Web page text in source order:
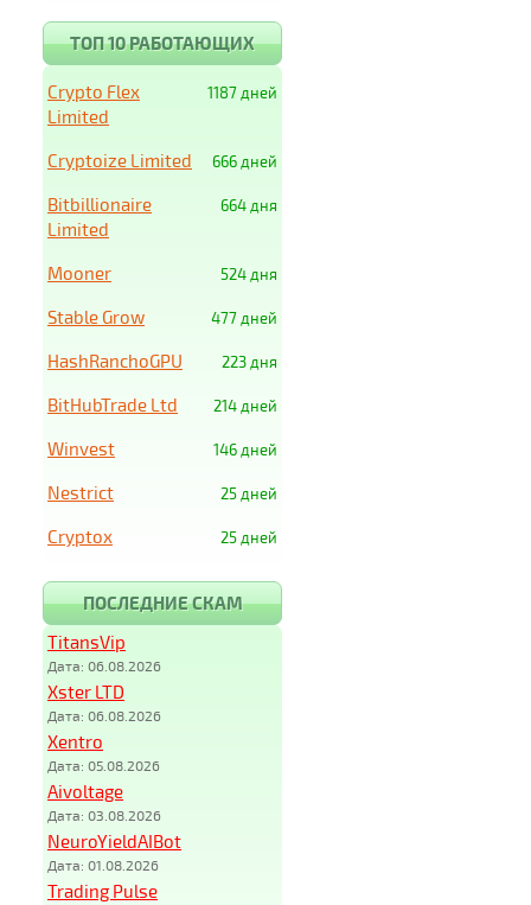
ТОП 10 РАБОТАЮЩИХ
1187 дней
Crypto Flex
Limited
666 дней
Cryptoize Limited
664 дня
Bitbillionaire
Limited
524 дня
Mooner
477 дней
Stable Grow
223 дня
HashRanchoGPU
214 дней
BitHubTrade Ltd
146 дней
Winvest
25 дней
Nestrict
25 дней
Cryptox
ПОСЛЕДНИЕ СКАМ
TitansVip
Дата: 06.08.2026
Xster LTD
Дата: 06.08.2026
Xentro
Дата: 05.08.2026
Aivoltage
Дата: 03.08.2026
NeuroYieldAIBot
Дата: 01.08.2026
Trading Pulse